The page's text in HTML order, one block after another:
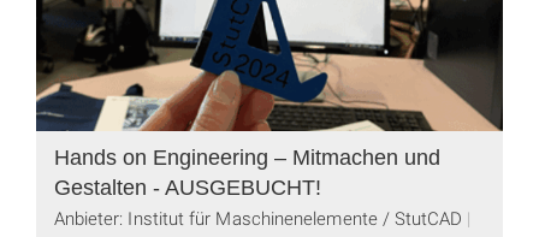
Hands on Engineering – Mitmachen und
Gestalten - AUSGEBUCHT!
Anbieter: Institut für Maschinenelemente / StutCAD